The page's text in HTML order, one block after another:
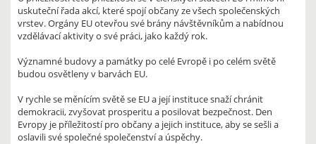
uskuteční řada akcí, které spojí občany ze všech společenských
vrstev. Orgány EU otevřou své brány návštěvníkům a nabídnou
vzdělávací aktivity o své práci, jako každý rok.
Významné budovy a památky po celé Evropě i po celém světě
budou osvětleny v barvách EU.
V rychle se měnícím světě se EU a její instituce snaží chránit
demokracii, zvyšovat prosperitu a posilovat bezpečnost. Den
Evropy je příležitostí pro občany a jejich instituce, aby se sešli a
oslavili své společné společenství a úspěchy.